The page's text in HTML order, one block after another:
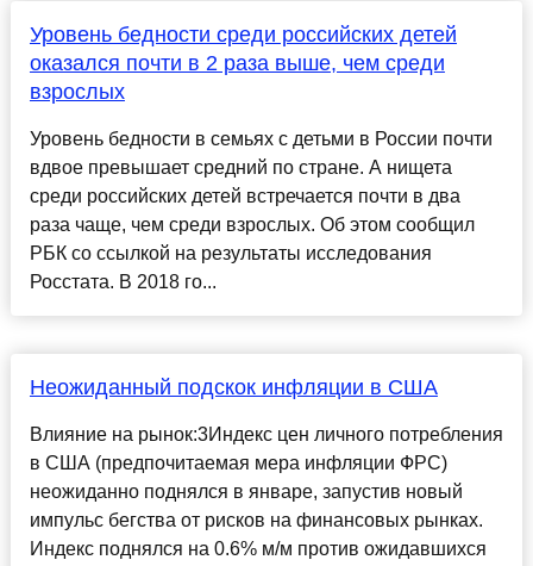
Уровень бедности среди российских детей
оказался почти в 2 раза выше, чем среди
взрослых
Уровень бедности в семьях с детьми в России почти
вдвое превышает средний по стране. А нищета
среди российских детей встречается почти в два
раза чаще, чем среди взрослых. Об этом сообщил
РБК со ссылкой на результаты исследования
Росстата. В 2018 го...
Неожиданный подскок инфляции в США
Влияние на рынок:3Индекс цен личного потребления
в США (предпочитаемая мера инфляции ФРС)
неожиданно поднялся в январе, запустив новый
импульс бегства от рисков на финансовых рынках.
Индекс поднялся на 0.6% м/м против ожидавшихся